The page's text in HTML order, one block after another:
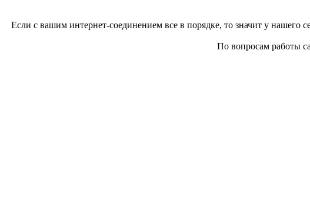
Если с вашим интернет-соединением все в порядке, то значит у нашего
По вопросам работы